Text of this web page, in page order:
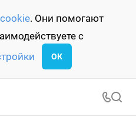
cookie. Они помогают
с
ОК